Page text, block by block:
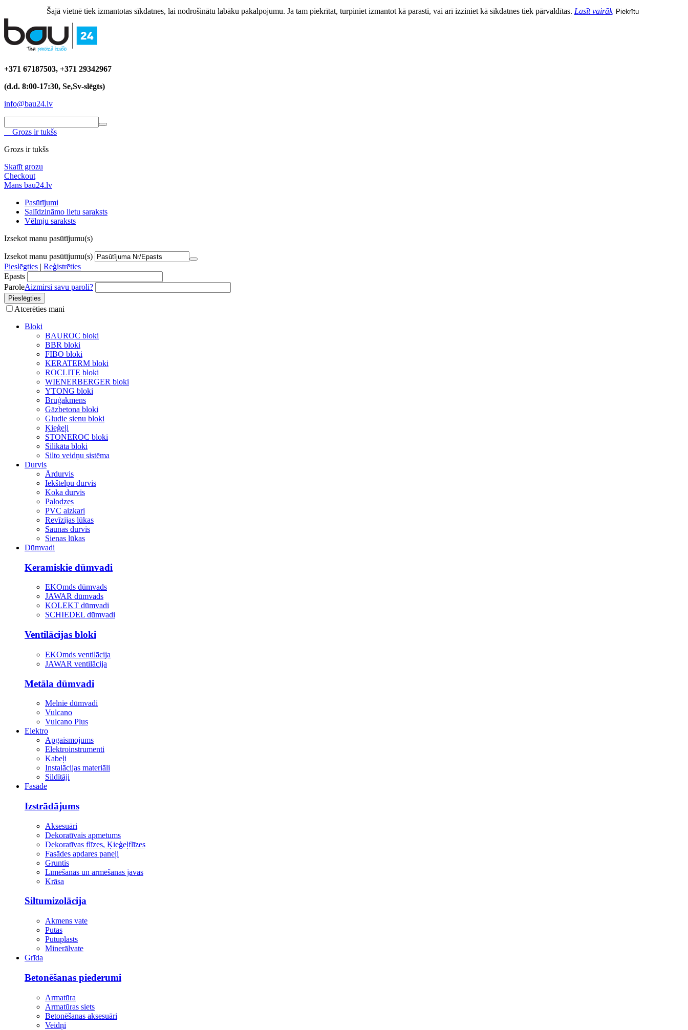
Šajā vietnē tiek izmantotas sīkdatnes, lai nodrošinātu labāku pakalpojumu. Ja tam piekrītat, turpiniet izmantot kā parasti, vai arī izziniet kā sīkdatnes tiek pārvaldītas. Lasīt vairāk Piekrītu
+371 67187503, +371 29342967
(d.d. 8:00-17:30, Se,Sv-slēgts)
info@bau24.lv
Grozs ir tukšs
Grozs ir tukšs
Skatīt grozu
Checkout
Mans bau24.lv
Pasūtījumi
Salīdzināmo lietu saraksts
Vēlmju saraksts
Izsekot manu pasūtījumu(s)
Izsekot manu pasūtījumu(s)
Pieslēgties | Reģistrēties
Epasts
ParoleAizmirsi savu paroli?
Atcerēties mani
Bloki
BAUROC bloki
BBR bloki
FIBO bloki
KERATERM bloki
ROCLITE bloki
WIENERBERGER bloki
YTONG bloki
Bruģakmens
Gāzbetona bloki
Gludie sienu bloki
Ķieģeļi
STONEROC bloki
Silikāta bloki
Silto veidņu sistēma
Durvis
Ārdurvis
Iekštelpu durvis
Koka durvis
Palodzes
PVC aizkari
Revīzijas lūkas
Saunas durvis
Sienas lūkas
Dūmvadi
Keramiskie dūmvadi
EKOmds dūmvads
JAWAR dūmvads
KOLEKT dūmvadi
SCHIEDEL dūmvadi
Ventilācijas bloki
EKOmds ventilācija
JAWAR ventilācija
Metāla dūmvadi
Melnie dūmvadi
Vulcano
Vulcano Plus
Elektro
Apgaismojums
Elektroinstrumenti
Kabeļi
Instalācijas materiāli
Sildītāji
Fasāde
Izstrādājums
Aksesuāri
Dekoratīvais apmetums
Dekoratīvas flīzes, Ķieģeļflīzes
Fasādes apdares paneļi
Gruntis
Līmēšanas un armēšanas javas
Krāsa
Siltumizolācija
Akmens vate
Putas
Putuplasts
Minerālvate
Grīda
Betonēšanas piederumi
Armatūra
Armatūras siets
Betonēšanas aksesuāri
Veidņi